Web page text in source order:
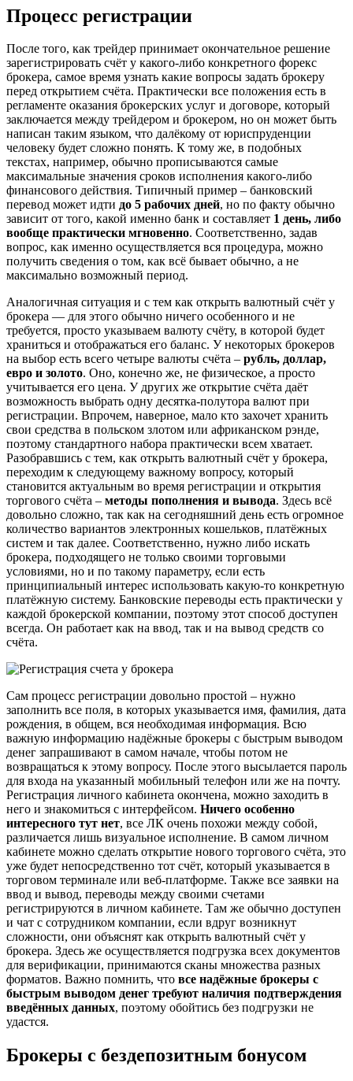
Процесс регистрации
После того, как трейдер принимает окончательное решение
зарегистрировать счёт у какого-либо конкретного форекс
брокера, самое время узнать какие вопросы задать брокеру
перед открытием счёта. Практически все положения есть в
регламенте оказания брокерских услуг и договоре, который
заключается между трейдером и брокером, но он может быть
написан таким языком, что далёкому от юриспруденции
человеку будет сложно понять. К тому же, в подобных
текстах, например, обычно прописываются самые
максимальные значения сроков исполнения какого-либо
финансового действия. Типичный пример – банковский
перевод может идти до 5 рабочих дней, но по факту обычно
зависит от того, какой именно банк и составляет 1 день, либо
вообще практически мгновенно. Соответственно, задав
вопрос, как именно осуществляется вся процедура, можно
получить сведения о том, как всё бывает обычно, а не
максимально возможный период.
Аналогичная ситуация и с тем как открыть валютный счёт у
брокера — для этого обычно ничего особенного и не
требуется, просто указываем валюту счёту, в которой будет
храниться и отображаться его баланс. У некоторых брокеров
на выбор есть всего четыре валюты счёта – рубль, доллар,
евро и золото. Оно, конечно же, не физическое, а просто
учитывается его цена. У других же открытие счёта даёт
возможность выбрать одну десятка-полутора валют при
регистрации. Впрочем, наверное, мало кто захочет хранить
свои средства в польском злотом или африканском рэнде,
поэтому стандартного набора практически всем хватает.
Разобравшись с тем, как открыть валютный счёт у брокера,
переходим к следующему важному вопросу, который
становится актуальным во время регистрации и открытия
торгового счёта – методы пополнения и вывода. Здесь всё
довольно сложно, так как на сегодняшний день есть огромное
количество вариантов электронных кошельков, платёжных
систем и так далее. Соответственно, нужно либо искать
брокера, подходящего не только своими торговыми
условиями, но и по такому параметру, если есть
принципиальный интерес использовать какую-то конкретную
платёжную систему. Банковские переводы есть практически у
каждой брокерской компании, поэтому этот способ доступен
всегда. Он работает как на ввод, так и на вывод средств со
счёта.
Сам процесс регистрации довольно простой – нужно
заполнить все поля, в которых указывается имя, фамилия, дата
рождения, в общем, вся необходимая информация. Всю
важную информацию надёжные брокеры с быстрым выводом
денег запрашивают в самом начале, чтобы потом не
возвращаться к этому вопросу. После этого высылается пароль
для входа на указанный мобильный телефон или же на почту.
Регистрация личного кабинета окончена, можно заходить в
него и знакомиться с интерфейсом. Ничего особенно
интересного тут нет, все ЛК очень похожи между собой,
различается лишь визуальное исполнение. В самом личном
кабинете можно сделать открытие нового торгового счёта, это
уже будет непосредственно тот счёт, который указывается в
торговом терминале или веб-платформе. Также все заявки на
ввод и вывод, переводы между своими счетами
регистрируются в личном кабинете. Там же обычно доступен
и чат с сотрудником компании, если вдруг возникнут
сложности, они объяснят как открыть валютный счёт у
брокера. Здесь же осуществляется подгрузка всех документов
для верификации, принимаются сканы множества разных
форматов. Важно помнить, что все надёжные брокеры с
быстрым выводом денег требуют наличия подтверждения
введённых данных, поэтому обойтись без подгрузки не
удастся.
Брокеры с бездепозитным бонусом